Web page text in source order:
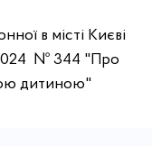
в місті Києві
№ 344 "Про
дитиною"